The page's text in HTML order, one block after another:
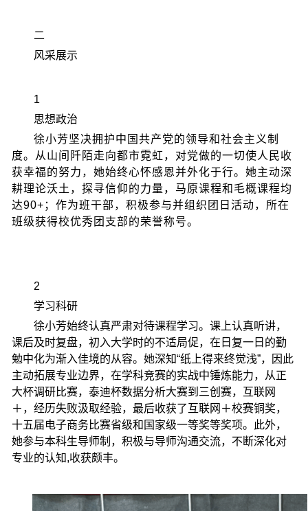
二
风采展示
1
思想政治
徐小芳坚决拥护中国共产党的领导和社会主义制
度。从山间阡陌走向都市霓虹，对党做的一切使人民收
获幸福的努力，她始终心怀感恩并外化于行。她主动深
耕理论沃土，探寻信仰的力量，马原课程和毛概课程均
达90+；作为班干部，积极参与并组织团日活动，所在
班级获得校优秀团支部的荣誉称号。
2
学习科研
徐小芳始终认真严肃对待课程学习。课上认真听讲，
课后及时复盘，初入大学时的不适局促，在日复一日的勤
勉中化为渐入佳境的从容。她深知“纸上得来终觉浅”，因此
主动拓展专业边界，在学科竞赛的实战中锤炼能力，从正
大杯调研比赛，泰迪杯数据分析大赛到三创赛，互联网
＋，经历失败汲取经验，最后收获了互联网＋校赛铜奖，
十五届电子商务比赛省级和国家级一等奖等奖项。此外，
她参与本科生导师制，积极与导师沟通交流，不断深化对
专业的认知,收获颇丰。